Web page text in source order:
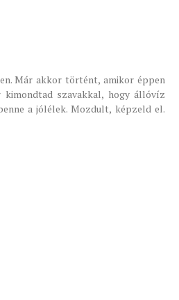
Már akkor történt, amikor éppen
kimondtad szavakkal, hogy állóvíz
a jólélek. Mozdult, képzeld el.